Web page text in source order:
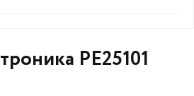
PE25101